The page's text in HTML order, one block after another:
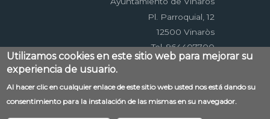
Pl. Parroquial, 12
12500 Vinaròs
Tel. 964407700
Menú
al
Contacto Aviso legal
Mapa web
Accessibilitat
Política de privacidad
RSS
Utilizamos cookies en este sitio web para mejorar su
experiencia de usuario.
Al hacer clic en cualquier enlace de este sitio web usted nos está dando su
consentimiento para la instalación de las mismas en su navegador.